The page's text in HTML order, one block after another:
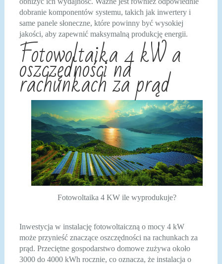
dobranie komponentów systemu, takich jak inwertery i
same panele słoneczne, które powinny być wysokiej
jakości, aby zapewnić maksymalną produkcję energii.
Fotowoltaika 4 kW a
oszczędności na
rachunkach za prąd
Fotowoltaika 4 KW ile wyprodukuje?
Inwestycja w instalację fotowoltaiczną o mocy 4 kW
może przynieść znaczące oszczędności na rachunkach za
prąd. Przeciętne gospodarstwo domowe zużywa około
3000 do 4000 kWh rocznie, co oznacza, że instalacja o